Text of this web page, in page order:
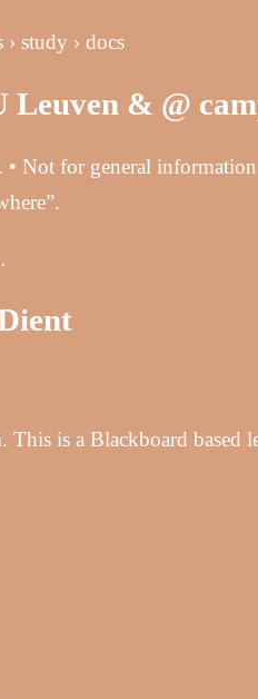
study › docs
Leuven & @
• Not for general
is a Blackboard based